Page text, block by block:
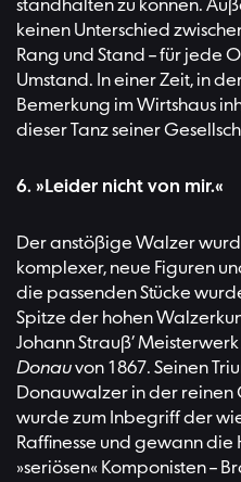
standhalten zu können.
keinen Unterschied
Rang und Stand – für jede
Umstand. In einer Zeit, in
Bemerkung im Wirtshaus
dieser Tanz seiner
6. »Leider nicht von mir.«
Der anstößige Walzer
komplexer, neue Figuren
die passenden Stücke
Spitze der hohen
Johann Strauß’ Meisterwerk
Donauvon 1867. Seinen
Donauwalzer in der reinen
wurde zum Inbegriff der
Raffinesse und gewann
»seriösen« Komponisten –